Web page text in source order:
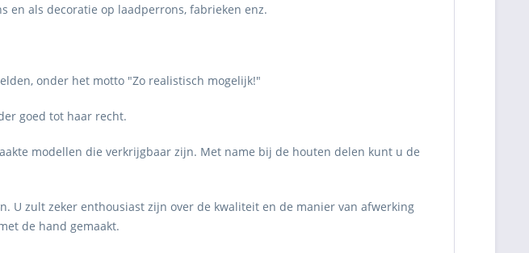
en als decoratie op laadperrons, fabrieken enz.
onder het motto "Zo realistisch mogelijk!"
goed tot haar recht.
modellen die verkrijgbaar zijn. Met name bij de houten delen kunt u de
U zult zeker enthousiast zijn over de kwaliteit en de manier van afwerking
de hand gemaakt.